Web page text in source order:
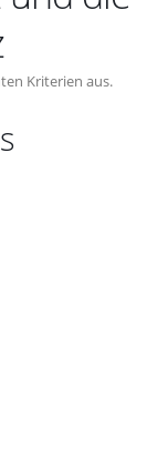
Kriterien aus.